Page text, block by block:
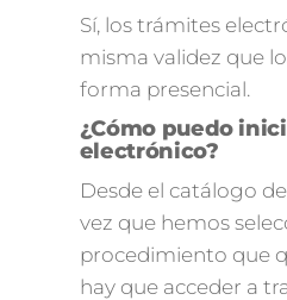
Sí, los trámites
misma validez que
forma presencial.
¿Cómo puedo
electrónico?
Desde el catálogo
vez que hemos
procedimiento que
hay que acceder a